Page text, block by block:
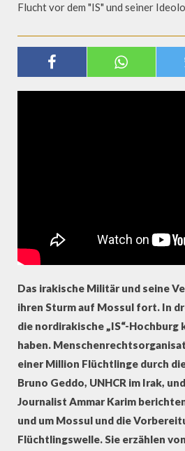
Flucht vor dem "IS" und seiner
KAMPF UM
VOR DEM "IS" UND
IDEOLOGIE
Das irakische Militär und seine
ihren Sturm auf Mossul fort. In
die nordirakische „IS“-
haben.
einer Million Flüchtlinge durch
Bruno Geddo, UNHCR im Irak,
Journalist Ammar Karim
und um Mossul und die
Flüchtlingswelle. Sie erzählen